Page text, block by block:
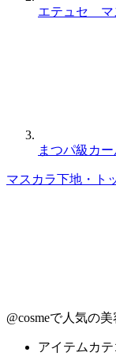
エテュセ マ
まつパ級カ
マスカラ下地・ト
@cosmeで人気の
アイテムカテ